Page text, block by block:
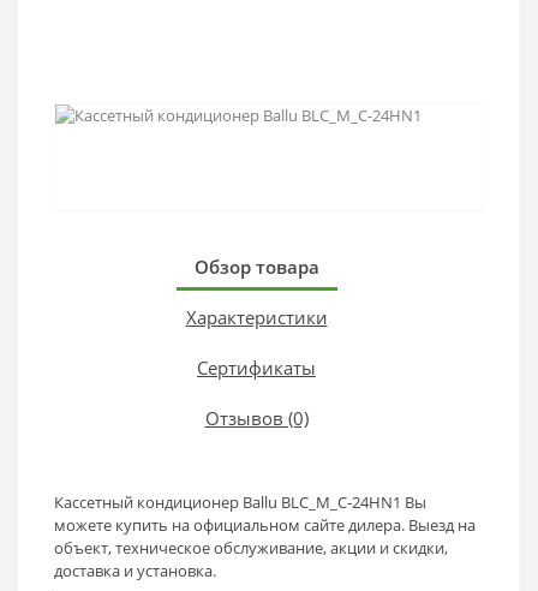
Обзор товара
Характеристики
Сертификаты
Отзывов (0)
Кассетный кондиционер Ballu BLC_M_C-24HN1 Вы
можете купить на официальном сайте дилера. Выезд на
объект, техническое обслуживание, акции и скидки,
доставка и установка.